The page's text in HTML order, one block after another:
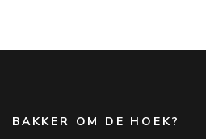
BAKKER OM DE HOEK?